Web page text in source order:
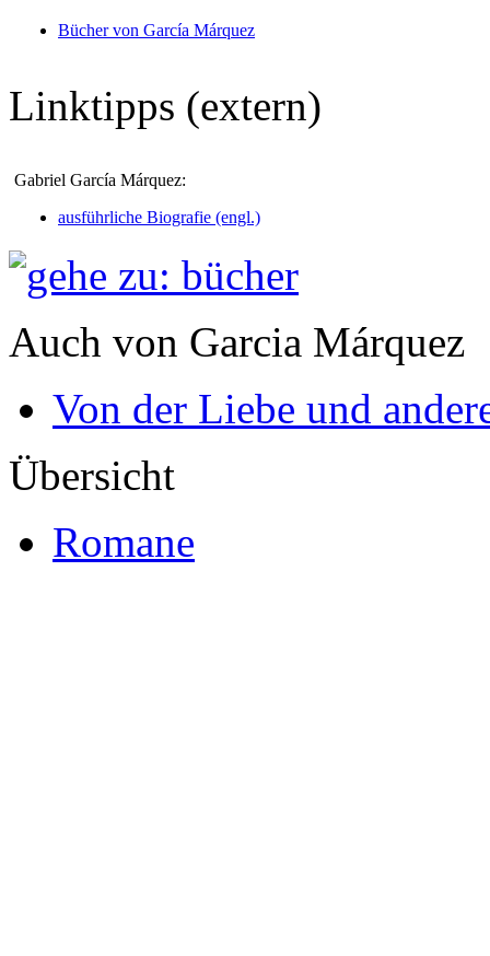
Bücher von García Márquez
Linktipps (extern)
Gabriel García Márquez:
ausführliche Biografie (engl.)
Auch von Garcia Márquez
Von der Liebe und
Übersicht
Romane